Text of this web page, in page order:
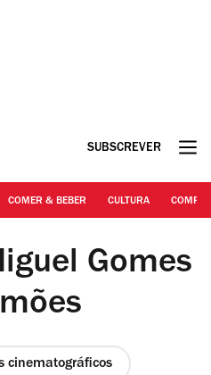
SUBSCREVER
COMER & BEBER CULTURA
de Miguel Gomes
Gomes
cinematográficos